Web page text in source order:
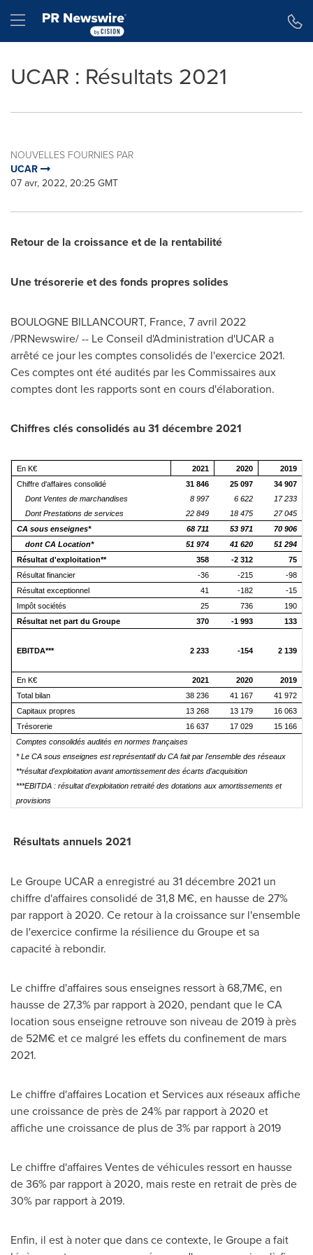
Hamburger menu
UCAR : Résultats 2021
NOUVELLES FOURNIES PAR
UCAR
07 avr, 2022, 20:25 GMT
Retour de la croissance et de la rentabilité
Une trésorerie et des fonds propres solides
BOULOGNE BILLANCOURT, France, 7 avril 2022
/PRNewswire/ -- Le Conseil d'Administration d'UCAR a
arrêté ce jour les comptes consolidés de l'exercice 2021.
Ces comptes ont été audités par les Commissaires aux
comptes dont les rapports sont en cours d'élaboration.
Chiffres clés consolidés au 31 décembre 2021
En K€ 2021 2020
2019
Chiffre d'affaires consolidé
31 846 25 097
34 907
Dont Ventes de marchandises
8 997 6 622
17 233
Dont Prestations de services
22 849 18 475
27 045
CA sous enseignes*
68 711 53 971
70 906
dont CA Location*
51 974 41 620
51 294
Résultat d'exploitation**
358 -2 312
75
Résultat financier
-36 -215
-98
Résultat exceptionnel
41 -182
-15
Impôt sociétés
25 736
190
Résultat net part du Groupe
370 -1 993 133
EBITDA*** 2 233 -154 2 139
En K€ 2021 2020
2019
Total bilan
38 236 41 167
41 972
Capitaux propres
13 268 13 179
16 063
Trésorerie
16 637 17 029
15 166
Comptes consolidés audités en normes françaises
* Le CA sous enseignes est représentatif du CA fait par l'ensemble des réseaux
**résultat d'exploitation avant amortissement des écarts d'acquisition
***EBITDA : résultat d'exploitation retraité des dotations aux amortissements et
provisions
Résultats annuels 2021
Le Groupe UCAR a enregistré au 31 décembre 2021 un
chiffre d'affaires consolidé de 31,8 M€, en hausse de 27%
par rapport à 2020. Ce retour à la croissance sur l'ensemble
de l'exercice confirme la résilience du Groupe et sa
capacité à rebondir.
Le chiffre d'affaires sous enseignes ressort à 68,7M€, en
hausse de 27,3% par rapport à 2020, pendant que le CA
location sous enseigne retrouve son niveau de 2019 à près
de 52M€ et ce malgré les effets du confinement de mars
2021.
Le chiffre d'affaires Location et Services aux réseaux affiche
une croissance de près de 24% par rapport à2020 et
affiche une croissance de plus de 3% par rapport à 2019
Le chiffre d'affaires Ventes de véhicules ressort en hausse
de 36% par rapport à 2020, mais reste en retrait de près de
30% par rapport à 2019.
Enfin, il est à noter que dans ce contexte, le Groupe a fait